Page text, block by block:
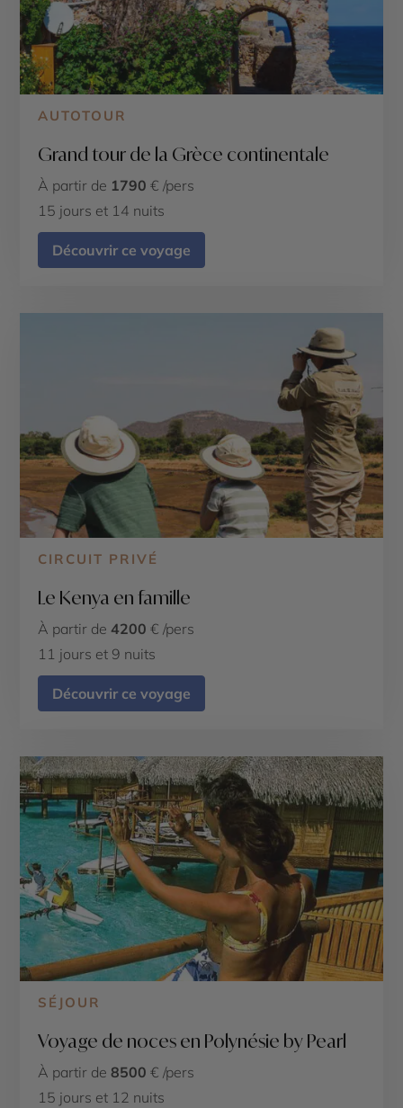
AUTOTOUR
Grand tour de la Grèce continentale
À partir de 1790 € /pers
15 jours et 14 nuits
Découvrir ce voyage
CIRCUIT PRIVÉ
Le Kenya en famille
À partir de 4200 € /pers
11 jours et 9 nuits
Découvrir ce voyage
SÉJOUR
Voyage de noces en Polynésie by Pearl
À partir de8500 € /pers
15 jours et 12 nuits